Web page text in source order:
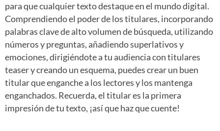
para que cualquier texto destaque en el mundo digital.
Comprendiendo el poder de los titulares, incorporando
palabras clave de alto volumen de búsqueda, utilizando
números y preguntas, añadiendo superlativos y
emociones, dirigiéndote a tu audiencia con titulares
teaser y creando un esquema, puedes crear un buen
titular que enganche a los lectores y los mantenga
enganchados. Recuerda, el titular es la primera
impresión de tu texto, ¡así que haz que cuente!